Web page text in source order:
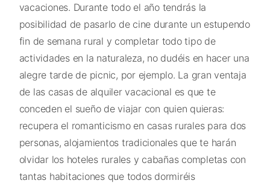
vacaciones. Durante todo el año tendrás la
posibilidad de pasarlo de cine durante un estupendo
fin de semana rural y completar todo tipo de
actividades en la naturaleza, no dudéis en hacer una
alegre tarde de picnic, por ejemplo. La gran ventaja
de las casas de alquiler vacacional es que te
conceden el sueño de viajar con quien quieras:
recupera el romanticismo en casas rurales para dos
personas, alojamientos tradicionales que te harán
olvidar los hoteles rurales y cabañas completas con
tantas habitaciones que todos dormiréis